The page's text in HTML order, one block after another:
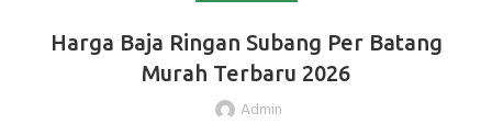
Harga Baja Ringan Subang Per Batang
Murah Terbaru 2026
Admin